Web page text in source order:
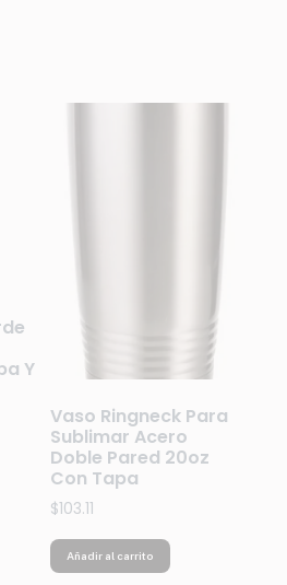
Y
Vaso Ringneck Para
Sublimar Acero
Doble Pared 20oz
Con Tapa
$103.11
Añadir al carrito